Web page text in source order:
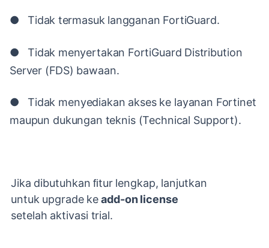
● Tidak termasuk langganan FortiGuard.
● Tidak menyertakan FortiGuard Distribution
Server (FDS) bawaan.
● Tidak menyediakan akses ke layanan Fortinet
maupun dukungan teknis (Technical Support).
Jika dibutuhkan ﬁtur lengkap, lanjutkan
untuk upgrade ke add-onlicense
setelah aktivasi trial.